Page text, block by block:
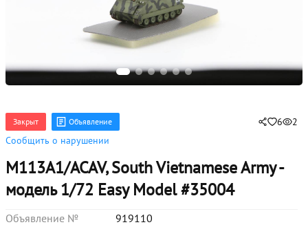
Закрыт Объявление 6
2
Сообщить о нарушении
M113A1/ACAV, South Vietnamese Army -
модель 1/72 Easy Model #35004
Объявление №
919110